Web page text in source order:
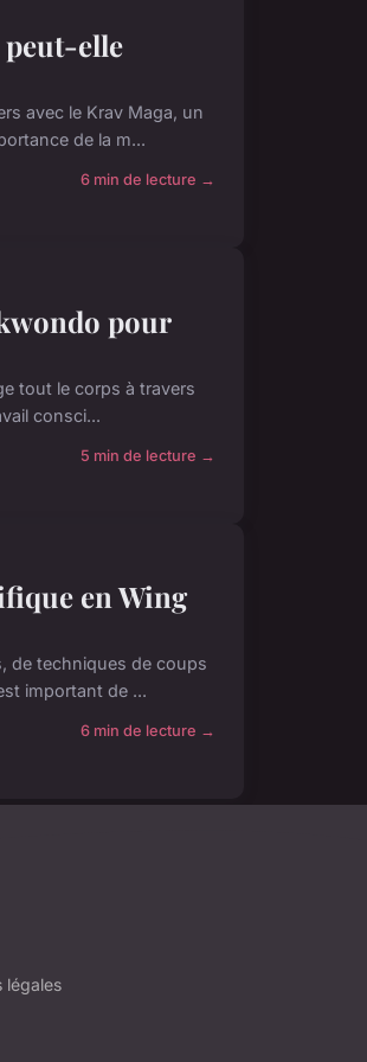
peut-elle
avec le Krav Maga, un
de la m...
6 min de lecture →
pour
tout le corps à travers
consci...
5 min de lecture →
en Wing
de techniques de coups
important de ...
6 min de lecture →
légales